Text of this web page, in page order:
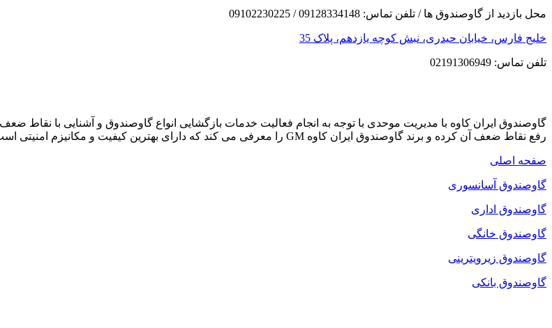
محل بازدید از گاوصندوق ها / تلفن تماس: 09128334148 / 09102230225
خلیج فارس، خیابان حیدری، نبش کوچه یازدهم، پلاک 35
تلفن تماس: 02191306949
گاوصندوق ایران کاوه با مدیریت موحدی با توجه به انجام فعالیت خدمات بازگشایی انواع گاوصندوق و آشنایی با
رفع نقاط ضعف آن کرده و برند گاوصندوق ایران کاوه GM را معرفی می کند که دارای بهترین کیفیت و مکانیزم امنیتی است.
صفحه اصلی
گاوصندوق آسانسوری
گاوصندوق اداری
گاوصندوق خانگی
گاوصندوق زیرویترینی
گاوصندوق بانکی